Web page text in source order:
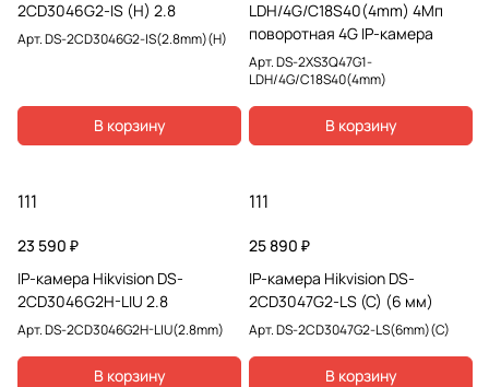
2CD3046G2-IS (H) 2.8
Арт.DS-2CD3046G2-IS(2.8mm)(H)
В корзину
LDH/4G/C18S40(4mm) 4Мп
поворотная 4G IP-камера
Арт.DS-2XS3Q47G1-
LDH/4G/C18S40(4mm)
В корзину
111
23 590 ₽
IP-камера Hikvision DS-
2CD3046G2H-LIU 2.8
Арт.DS-2CD3046G2H-LIU(2.8mm)
В корзину
111
25 890 ₽
IP-камера Hikvision DS-
2CD3047G2-LS (С) (6 мм)
Арт.DS-2CD3047G2-LS(6mm)(C)
В корзину